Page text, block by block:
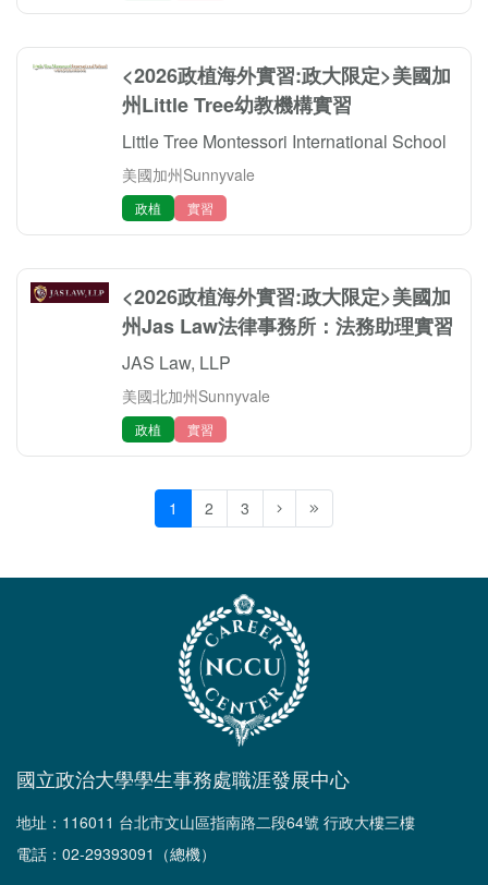
<2026政植海外實習:政大限定>美國加
州Little Tree幼教機構實習
Little Tree Montessori International School
美國加州Sunnyvale
政植 實習
<2026政植海外實習:政大限定>美國加
州Jas Law法律事務所：法務助理實習
JAS Law, LLP
美國北加州Sunnyvale
政植 實習
1 2 3
國立政治大學學生事務處職涯發展中心
地址：116011 台北市文山區指南路二段64號 行政大樓三樓
電話：02-29393091（總機）